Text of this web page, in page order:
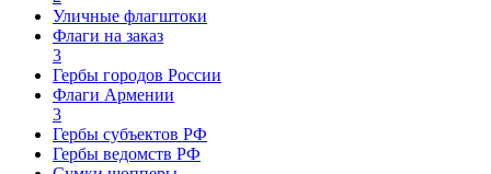
Уличные флагштоки
Флаги на заказ
3
Гербы городов России
Флаги Армении
3
Гербы субъектов РФ
Гербы ведомств РФ